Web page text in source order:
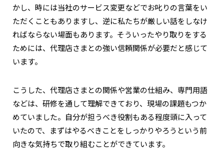
かし、時には当社のサービス変更などでお叱りの言葉をい
ただくこともありますし、逆に私たちが厳しい話をしなけ
ればならない場面もあります。そういったやり取りをする
ためには、代理店さまとの強い信頼関係が必要だと感じて
います。
こうした、代理店さまとの関係や営業の仕組み、専門用語
などは、研修を通して理解できており、現場の課題もつか
めていました。自分が担うべき役割もある程度頭に入って
いたので、まずはやるべきことをしっかりやろうという前
向きな気持ちで取り組むことができています。